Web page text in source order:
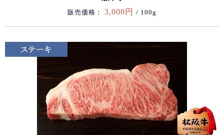
販売価格： 3,000円 / 100g